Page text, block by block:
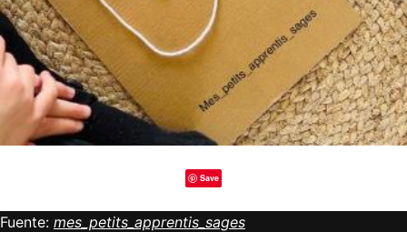
Save
Fuente: mes_petits_apprentis_sages